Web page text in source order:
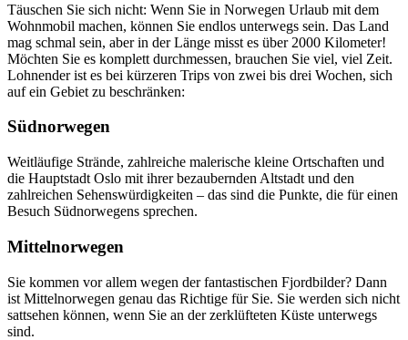
Täuschen Sie sich nicht: Wenn Sie in Norwegen Urlaub mit dem
Wohnmobil machen, können Sie endlos unterwegs sein. Das Land
mag schmal sein, aber in der Länge misst es über 2000 Kilometer!
Möchten Sie es komplett durchmessen, brauchen Sie viel, viel Zeit.
Lohnender ist es bei kürzeren Trips von zwei bis drei Wochen, sich
auf ein Gebiet zu beschränken:
Südnorwegen
Weitläufige Strände, zahlreiche malerische kleine Ortschaften und
die Hauptstadt Oslo mit ihrer bezaubernden Altstadt und den
zahlreichen Sehenswürdigkeiten – das sind die Punkte, die für einen
Besuch Südnorwegens sprechen.
Mittelnorwegen
Sie kommen vor allem wegen der fantastischen Fjordbilder? Dann
ist Mittelnorwegen genau das Richtige für Sie. Sie werden sich nicht
sattsehen können, wenn Sie an der zerklüfteten Küste unterwegs
sind.